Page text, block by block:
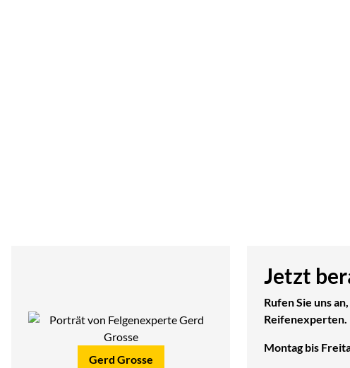
Gerd Grosse
Jetzt
Rufen Sie uns
Reifenexperten.
Montag bis